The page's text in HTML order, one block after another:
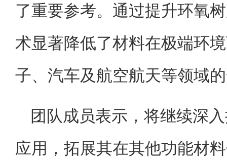
了重要参考。通过提升环氧
术显著降低了材料在极端环
子、汽车及航空航天等领域
团队成员表示，将继续深
应用，拓展其在其他功能材